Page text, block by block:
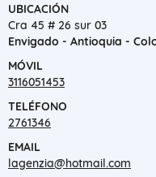
UBICACIÓN
Cra 45 # 26 sur 03
Envigado - Antioquia -
MÓVIL
3116051453
TELÉFONO
2761346
EMAIL
lagenzia@hotmail.com